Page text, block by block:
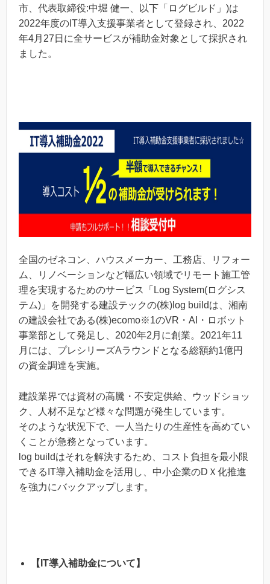
市、代表取締役:中堀 健一、以下「ログビルド」)は
2022年度のIT導入支援事業者として登録され、2022
年4月27日に全サービスが補助金対象として採択され
ました。
全国のゼネコン、ハウスメーカー、工務店、リフォー
ム、リノベーションなど幅広い領域でリモート施工管
理を実現するためのサービス「Log System(ログシス
テム)」を開発する建設テックの(株)log buildは、湘南
の建設会社である(株)ecomo※1のVR・AI・ロボット
事業部として発足し、2020年2月に創業。2021年11
月には、プレシリーズAラウンドとなる総額約1億円
の資金調達を実施。
建設業界では資材の高騰・不安定供給、ウッドショッ
ク、人材不足など様々な問題が発生しています。
そのような状況下で、一人当たりの生産性を高めてい
くことが急務となっています。
log buildはそれを解決するため、コスト負担を最小限
できるIT導入補助金を活用し、中小企業のDＸ化推進
を強力にバックアップします。
【IT導入補助金について】